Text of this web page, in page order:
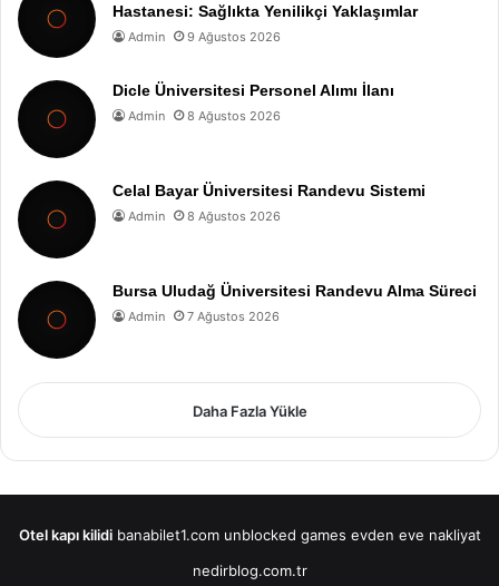
Hastanesi: Sağlıkta Yenilikçi Yaklaşımlar
Admin 9 Ağustos 2026
Dicle Üniversitesi Personel Alımı İlanı
Admin 8 Ağustos 2026
Celal Bayar Üniversitesi Randevu Sistemi
Admin 8 Ağustos 2026
Bursa Uludağ Üniversitesi Randevu Alma Süreci
Admin 7 Ağustos 2026
Daha Fazla Yükle
Otel kapı kilidi banabilet1.com unblocked games evden eve nakliyat
nedirblog.com.tr